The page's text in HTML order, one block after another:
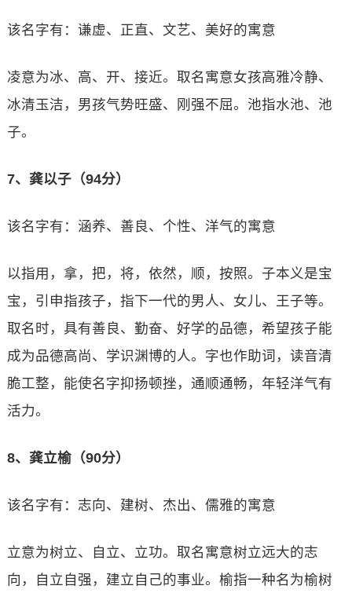
该名字有：谦虚、正直、文艺、美好的寓意
凌意为冰、高、开、接近。取名寓意女孩高雅冷静、
冰清玉洁，男孩气势旺盛、刚强不屈。池指水池、池
子。
7、龚以子（94分）
该名字有：涵养、善良、个性、洋气的寓意
以指用，拿，把，将，依然，顺，按照。子本义是宝
宝，引申指孩子，指下一代的男人、女儿、王子等。
取名时，具有善良、勤奋、好学的品德，希望孩子能
成为品德高尚、学识渊博的人。字也作助词，读音清
脆工整，能使名字抑扬顿挫，通顺通畅，年轻洋气有
活力。
8、龚立榆（90分）
该名字有：志向、建树、杰出、儒雅的寓意
立意为树立、自立、立功。取名寓意树立远大的志
向，自立自强，建立自己的事业。榆指一种名为榆树